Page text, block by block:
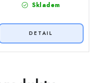
Skladem